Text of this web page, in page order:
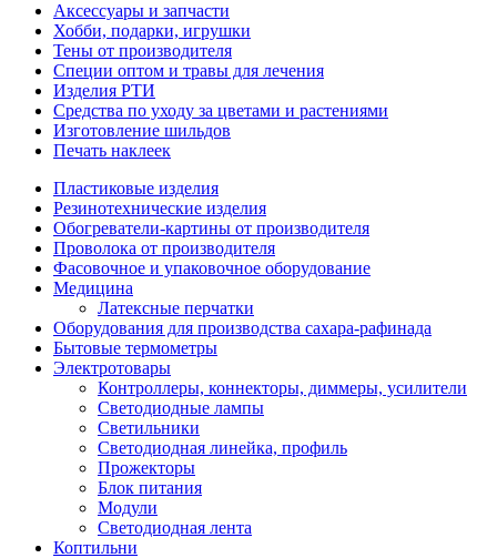
Аксессуары и запчасти
Хобби, подарки, игрушки
Тены от производителя
Специи оптом и травы для лечения
Изделия РТИ
Средства по уходу за цветами и растениями
Изготовление шильдов
Печать наклеек
Пластиковые изделия
Резинотехнические изделия
Обогреватели-картины от производителя
Проволока от производителя
Фасовочное и упаковочное оборудование
Медицина
Латексные перчатки
Оборудования для производства сахара-рафинада
Бытовые термометры
Электротовары
Контроллеры, коннекторы, диммеры, усилители
Светодиодные лампы
Светильники
Светодиодная линейка, профиль
Прожекторы
Блок питания
Модули
Светодиодная лента
Коптильни